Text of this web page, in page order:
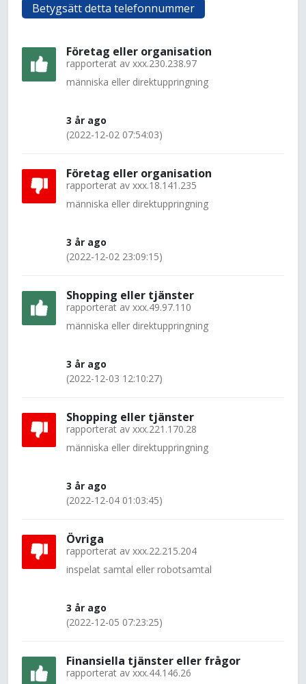
Betygsätt detta telefonnummer
Företag eller organisation
rapporterat av xxx.230.238.97
människa eller direktuppringning
3 år ago
(2022-12-02 07:54:03)
Företag eller organisation
rapporterat av xxx.18.141.235
människa eller direktuppringning
3 år ago
(2022-12-02 23:09:15)
Shopping eller tjänster
rapporterat av xxx.49.97.110
människa eller direktuppringning
3 år ago
(2022-12-03 12:10:27)
Shopping eller tjänster
rapporterat av xxx.221.170.28
människa eller direktuppringning
3 år ago
(2022-12-04 01:03:45)
Övriga
rapporterat av xxx.22.215.204
inspelat samtal eller robotsamtal
3 år ago
(2022-12-05 07:23:25)
Finansiella tjänster eller frågor
rapporterat av xxx.44.146.26